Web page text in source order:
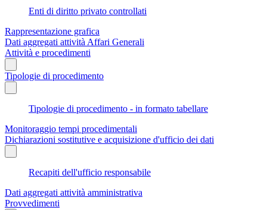
Enti di diritto privato controllati
Rappresentazione grafica
Dati aggregati attività Affari Generali
Attività e procedimenti
Tipologie di procedimento
Tipologie di procedimento - in formato tabellare
Monitoraggio tempi procedimentali
Dichiarazioni sostitutive e acquisizione d'ufficio dei dati
Recapiti dell'ufficio responsabile
Dati aggregati attività amministrativa
Provvedimenti